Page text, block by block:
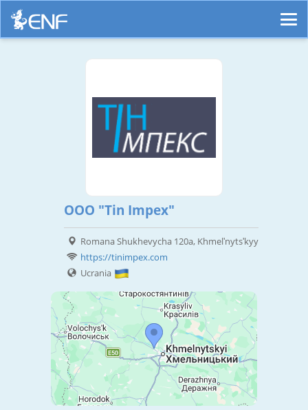
OOO "Tin Impex"
Romana Shukhevycha 120a, Khmelʹnytsʹkyy
https://tinimpex.com
Ucrania